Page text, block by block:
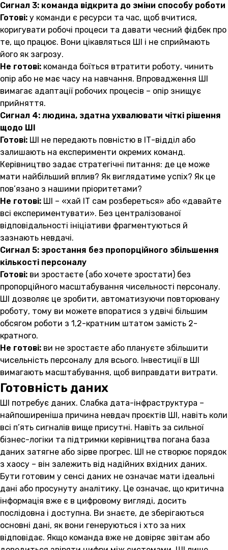
Сигнал 3: команда відкрита до зміни способу роботи
Готові: у команди є ресурси та час, щоб вчитися,
коригувати робочі процеси та давати чесний фідбек про
те, що працює. Вони цікавляться ШІ і не сприймають
його як загрозу.
Не готові: команда боїться втратити роботу, чинить
опір або не має часу на навчання. Впровадження ШІ
вимагає адаптації робочих процесів – опір знищує
прийняття.
Сигнал 4: людина, здатна ухвалювати чіткі рішення
щодо ШІ
Готові: ШІ не передають повністю в ІТ-відділ або
залишають на експерименти окремих команд.
Керівництво задає стратегічні питання: де це може
мати найбільший вплив? Як виглядатиме успіх? Як це
пов’язано з нашими пріоритетами?
Не готові: ШІ – «хай ІТ сам розбереться» або «давайте
всі експериментувати». Без централізованої
відповідальності ініціативи фрагментуються й
зазнають невдачі.
Сигнал 5: зростання без пропорційного збільшення
кількості персоналу
Готові: ви зростаєте (або хочете зростати) без
пропорційного масштабування чисельності персоналу.
ШІ дозволяє це зробити, автоматизуючи повторювану
роботу, тому ви можете впоратися з удвічі більшим
обсягом роботи з 1,2-кратним штатом замість 2-
кратного.
Не готові: ви не зростаєте або плануєте збільшити
чисельність персоналу для всього. Інвестиції в ШІ
вимагають масштабування, щоб виправдати витрати.
Готовність даних
ШІ потребує даних. Слабка дата-інфраструктура –
найпоширеніша причина невдач проєктів ШІ, навіть коли
всі п’ять сигналів вище присутні. Навіть за сильної
бізнес-логіки та підтримки керівництва погана база
даних затягне або зірве прогрес. ШІ не створює порядок
з хаосу – він залежить від надійних вхідних даних.
Бути готовим у сенсі даних не означає мати ідеальні
дані або просунуту аналітику. Це означає, що критична
інформація вже є в цифровому вигляді, досить
послідовна і доступна. Ви знаєте, де зберігаються
основні дані, як вони генеруються і хто за них
відповідає. Якщо команда вже не довіряє звітам або